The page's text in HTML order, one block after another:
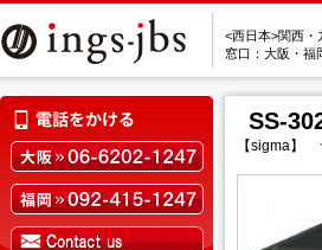
<西日本>関西
窓口：大阪・
SS-
【sigma】